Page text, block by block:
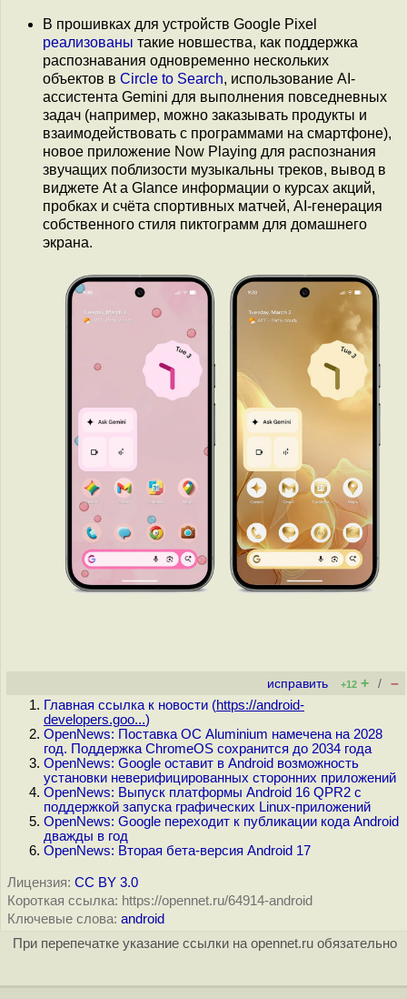
В прошивках для устройств Google Pixel
реализованы такие новшества, как поддержка
распознавания одновременно нескольких
объектов в Circle to Search, использование AI-
ассистента Gemini для выполнения повседневных
задач (например, можно заказывать продукты и
взаимодействовать с программами на смартфоне),
новое приложение Now Playing для распознания
звучащих поблизости музыкальны треков, вывод в
виджете At a Glance информации о курсах акций,
пробках и счёта спортивных матчей, AI-генерация
собственного стиля пиктограмм для домашнего
экрана.
исправить +12 + / –
Главная ссылка к новости (https://android-
developers.goo...)
OpenNews: Поставка ОС Aluminium намечена на 2028
год. Поддержка ChromeOS сохранится до 2034 года
OpenNews: Google оставит в Android возможность
установки неверифицированных сторонних приложений
OpenNews: Выпуск платформы Android 16 QPR2 с
поддержкой запуска графических Linux-приложений
OpenNews: Google переходит к публикации кода Android
дважды в год
OpenNews: Вторая бета-версия Android 17
Лицензия: CC BY 3.0
Короткая ссылка: https://opennet.ru/64914-android
Ключевые слова: android
При перепечатке указание ссылки на opennet.ru обязательно